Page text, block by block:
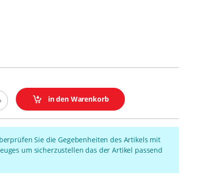
in den Warenkorb
Sie die Gegebenheiten des Artikels mit
um sicherzustellen das der Artikel passend